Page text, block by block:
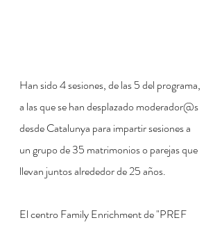
Han sido 4 sesiones, de las 5 del programa,
a las que se han desplazado moderador@s
desde Catalunya para impartir sesiones a
un grupo de 35 matrimonios o parejas que
llevan juntos alrededor de 25 años.
El centro Family Enrichment de "PREF